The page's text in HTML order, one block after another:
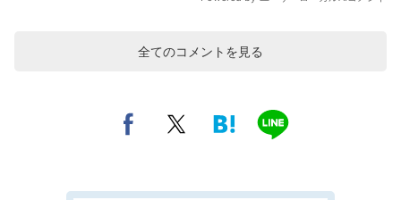
全てのコメントを見る